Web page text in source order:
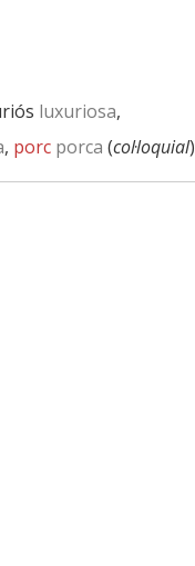
luxuriosa,
, porc porca (col·loquial)